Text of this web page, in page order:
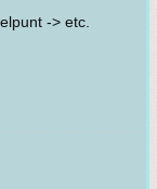
-> etc.